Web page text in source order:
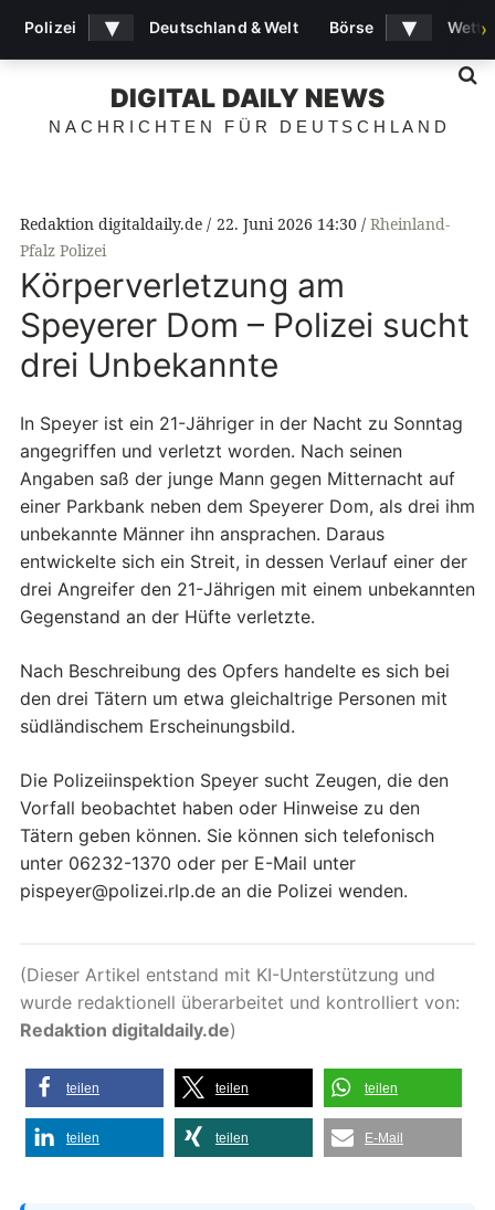
DIGITAL DAILY NEWS
NACHRICHTEN FÜR DEUTSCHLAND
Redaktion digitaldaily.de 22. Juni 2026 14:30
Rheinland-
Pfalz Polizei
Körperverletzung am
Speyerer Dom – Polizei sucht
drei Unbekannte
In Speyer ist ein 21-Jähriger in der Nacht zu Sonntag
angegriffen und verletzt worden. Nach seinen
Angaben saß der junge Mann gegen Mitternacht auf
einer Parkbank neben dem Speyerer Dom, als drei ihm
unbekannte Männer ihn ansprachen. Daraus
entwickelte sich ein Streit, in dessen Verlauf einer der
drei Angreifer den 21-Jährigen mit einem unbekannten
Gegenstand an der Hüfte verletzte.
Nach Beschreibung des Opfers handelte es sich bei
den drei Tätern um etwa gleichaltrige Personen mit
südländischem Erscheinungsbild.
Die Polizeiinspektion Speyer sucht Zeugen, die den
Vorfall beobachtet haben oder Hinweise zu den
Tätern geben können. Sie können sich telefonisch
unter 06232-1370 oder per E-Mail unter
pispeyer@polizei.rlp.de an die Polizei wenden.
(Dieser Artikel entstand mit KI-Unterstützung und
wurde redaktionell überarbeitet und kontrolliert von:
Redaktion digitaldaily.de)
teilen teilen teilen
teilen teilen E-Mail
Polizei ▾ Deutschland & Welt Börse ▾ ›